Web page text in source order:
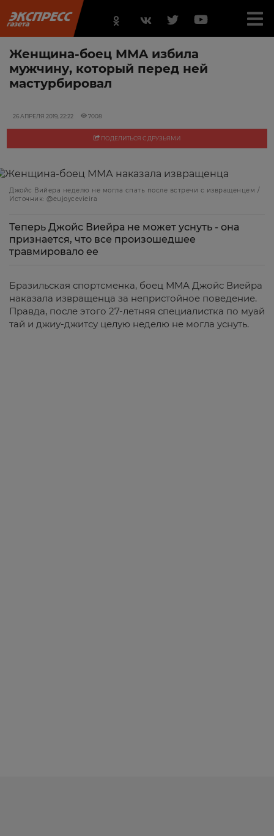
Женщина-боец MMA избила
мужчину, который перед ней
мастурбировал
26 АПРЕЛЯ 2019, 22:22 7008
ПОДЕЛИТЬСЯ С ДРУЗЬЯМИ
Джойс Вийера неделю не могла спать после встречи с извращенцем /
Источник: @eujoycevieira
Теперь Джойс Виейра не может уснуть - она
признается, что все произошедшее
травмировало ее
Бразильская спортсменка, боец ММА Джойс Виейра
наказала извращенца за непристойное поведение.
Правда, после этого 27-летняя специалистка по муай
тай и джиу-джитсу целую неделю не могла уснуть.